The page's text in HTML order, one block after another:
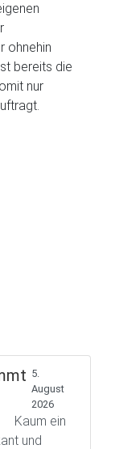
ohnehin
bereits die
nur
5.
August
2026
Kaum ein
und